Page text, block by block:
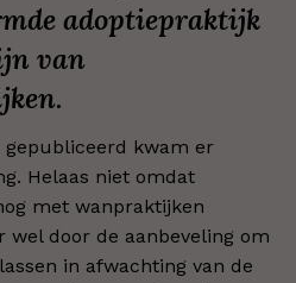
adoptiepraktijk
van
kwam er
Helaas niet omdat
met wanpraktijken
wel door de aanbeveling om
in afwachting van de